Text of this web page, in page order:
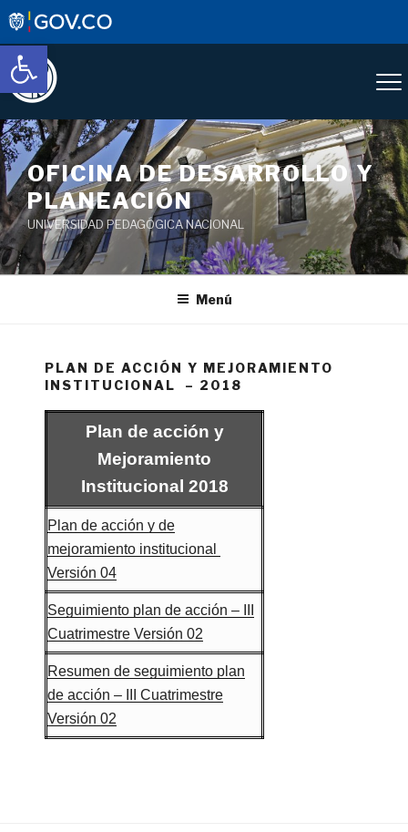
Abrir barra de herramientas
OFICINA DE DESARROLLO Y
PLANEACIÓN
UNIVERSIDAD PEDAGÓGICA NACIONAL
Menú
PLAN DE ACCIÓN Y MEJORAMIENTO
INSTITUCIONAL – 2018
Plan de acción y
Mejoramiento
Institucional 2018
Plan de acción y de
mejoramiento institucional
Versión 04
Seguimiento plan de acción – III
Cuatrimestre Versión 02
Resumen de seguimiento plan
de acción – III Cuatrimestre
Versión 02